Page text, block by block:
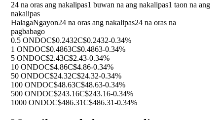
24 na oras ang nakalipas1 buwan na ang nakalipas1 taon na ang
nakalipas
HalagaNgayon24 na oras ang nakalipas24 na oras na
pagbabago
0.5 ONDOC$0.2432C$0.2432-0.34%
1 ONDOC$0.4863C$0.4863-0.34%
5 ONDOC$2.43C$2.43-0.34%
10 ONDOC$4.86C$4.86-0.34%
50 ONDOC$24.32C$24.32-0.34%
100 ONDOC$48.63C$48.63-0.34%
500 ONDOC$243.16C$243.16-0.34%
1000 ONDOC$486.31C$486.31-0.34%